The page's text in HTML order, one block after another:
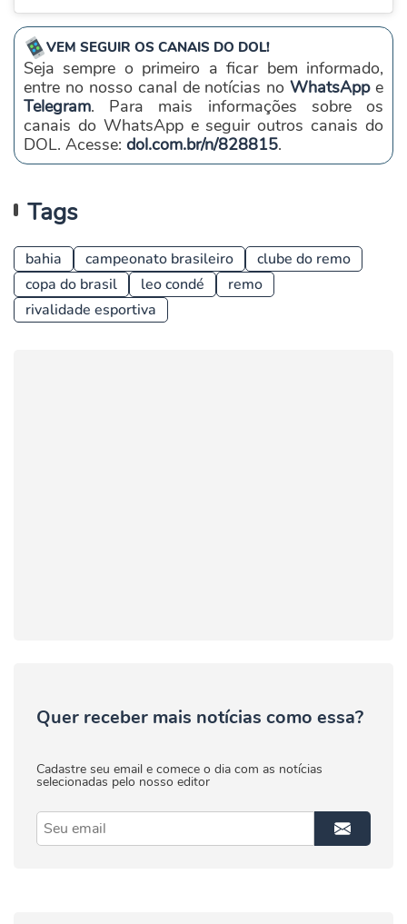
VEM SEGUIR OS CANAIS DO DOL!
Seja sempre o primeiro a ficar bem informado,
entre no nosso canal de notícias noWhatsAppe
Telegram. Para mais informações sobre os
canais do WhatsApp e seguir outros canais do
DOL. Acesse: dol.com.br/n/828815.
Tags
bahia campeonato brasileiro
clube do remo
copa do brasil
leo condé
remo
rivalidade esportiva
Quer receber mais notícias como essa?
Cadastre seu email e comece o dia com as notícias
selecionadas pelo nosso editor